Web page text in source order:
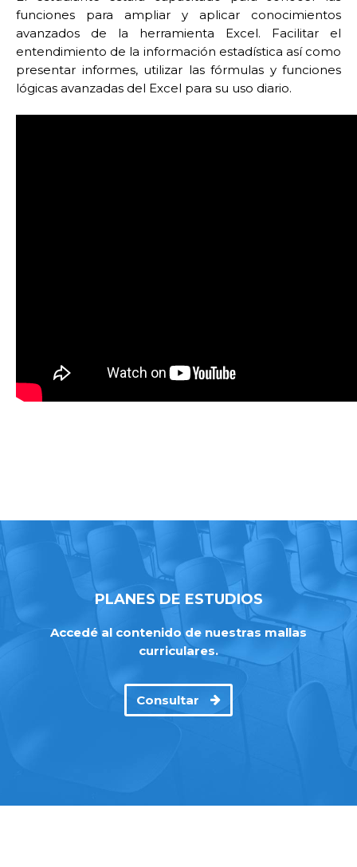
funciones para ampliar y aplicar conocimientos
avanzados de la herramienta Excel. Facilitar el
entendimiento de la información estadística así como
presentar informes, utilizar las fórmulas y funciones
lógicas avanzadas del Excel para su uso diario.
PLANES DE ESTUDIOS
Accedé al contenido de nuestras mallas
curriculares.
Consultar